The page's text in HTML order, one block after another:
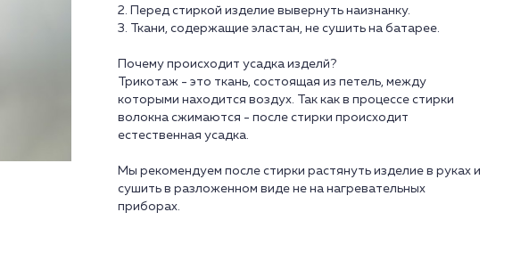
2. Перед стиркой изделие вывернуть наизнанку.
3. Ткани, содержащие эластан, не сушить на батарее.
Почему происходит усадка изделй?
Трикотаж - это ткань, состоящая из петель, между
которыми находится воздух. Так как в процессе стирки
волокна сжимаются - после стирки происходит
естественная усадка.
Мы рекомендуем после стирки растянуть изделие в руках и
сушить в разложенном виде не на нагревательных
приборах.